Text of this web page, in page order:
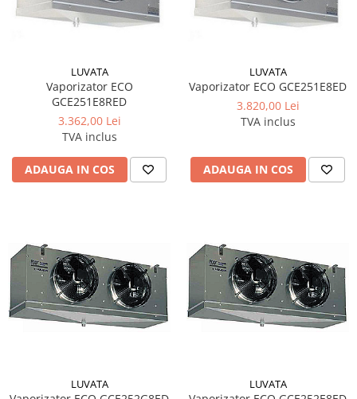
LUVATA
Vaporizator ECO
GCE251E8RED
3.362,00 Lei
TVA inclus
ADAUGA IN COS
LUVATA
Vaporizator ECO GCE251E8ED
3.820,00 Lei
TVA inclus
ADAUGA IN COS
LUVATA LUVATA